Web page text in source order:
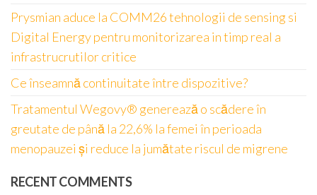
Prysmian aduce la COMM26 tehnologii de sensing si
Digital Energy pentru monitorizarea in timp real a
infrastrucrutilor critice
Ce înseamnă continuitate între dispozitive?
Tratamentul Wegovy® generează o scădere în
greutate de până la 22,6% la femei în perioada
menopauzei și reduce la jumătate riscul de migrene
RECENT COMMENTS